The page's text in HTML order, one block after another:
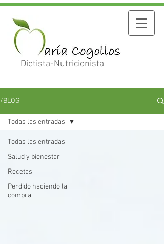
Dietista-Nutricionista
/BLOG
Todas las entradas
Salud y bienestar
Recetas
Perdido haciendo la
compra
Todas las entradas